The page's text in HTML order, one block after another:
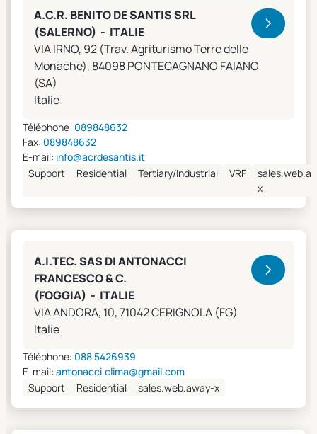
A.C.R. BENITO DE SANTIS SRL
(SALERNO) - ITALIE
VIA IRNO, 92 (Trav. Agriturismo Terre delle
Monache), 84098 PONTECAGNANO FAIANO
(SA)
Italie
Téléphone: 089848632
Fax: 089848632
E-mail: info@acrdesantis.it
Support
Residential Tertiary/Industrial VRF
x
A.I.TEC. SAS DI ANTONACCI
FRANCESCO & C.
(FOGGIA) - ITALIE
VIA ANDORA, 10, 71042 CERIGNOLA (FG)
Italie
Téléphone: 088 5426939
E-mail: antonacci.clima@gmail.com
Support
Residential sales.web.away-x